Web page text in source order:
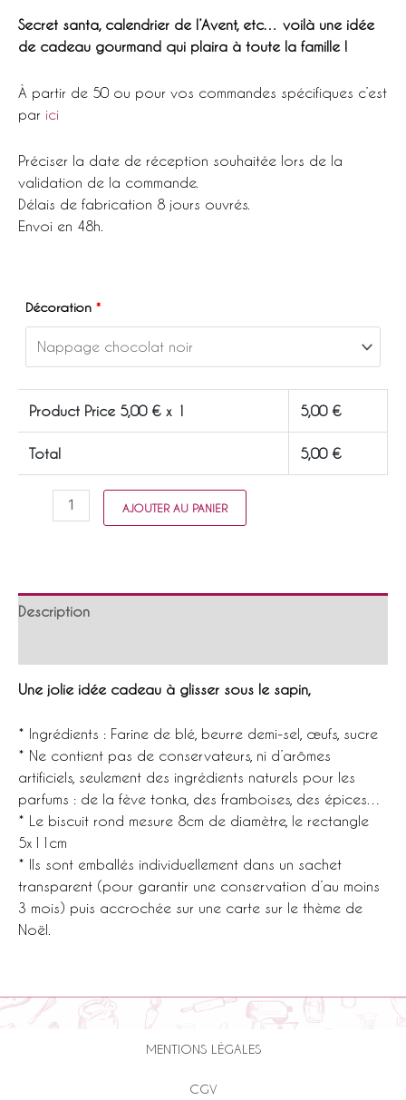
Secret santa, calendrier de l’Avent, etc… voilà une idée
de cadeau gourmand qui plaira à toute la famille !
À partir de 50 ou pour vos commandes spécifiques c’est
par ici
Préciser la date de réception souhaitée lors de la
validation de la commande.
Délais de fabrication 8 jours ouvrés.
Envoi en 48h.
Décoration *
Product Price 5,00€ x 1 5,00€
Total 5,00€
quantité
les
AJOUTER AU PANIER
Description
Une jolie idée cadeau à glisser sous le sapin,
* Ingrédients : Farine de blé, beurre demi-sel, œufs, sucre
* Ne contient pas de conservateurs, ni d’arômes
artificiels, seulement des ingrédients naturels pour les
parfums : de la fève tonka, des framboises, des épices…
* Le biscuit rond mesure 8cm de diamètre, le rectangle
5x11cm
* Ils sont emballés individuellement dans un sachet
transparent (pour garantir une conservation d’au moins
3 mois) puis accrochée sur une carte sur le thème de
Noël.
MENTIONS LÉGALES
CGV